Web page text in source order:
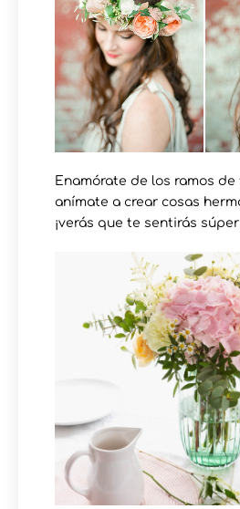
Enamórate de los ramos de
anímate a crear cosas
¡verás que te sentirás